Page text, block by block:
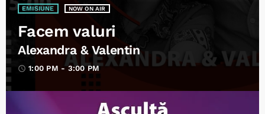
EMISIUNE NOW ON AIR
Facem valuri
Alexandra & Valentin
access_time 1:00 PM - 3:00 PM